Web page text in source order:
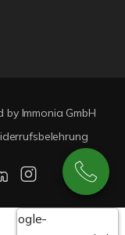
by Immonia GmbH
Google-